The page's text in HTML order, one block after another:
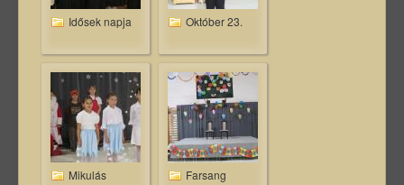
Idősek napja Október 23.
Mikulás Farsang